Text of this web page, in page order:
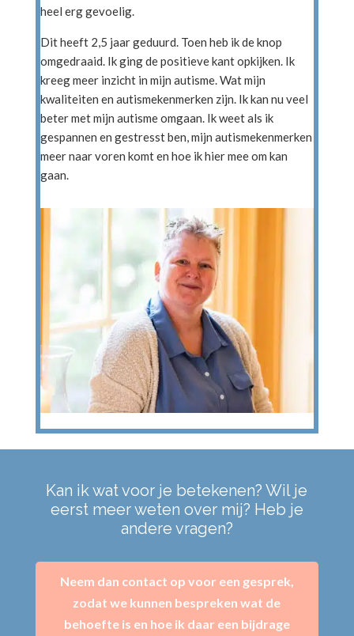
heel erg gevoelig.
Dit heeft 2,5 jaar geduurd. Toen heb ik de knop
omgedraaid. Ik ging de positieve kant opkijken. Ik
kreeg meer inzicht in mijn autisme. Wat mijn
kwaliteiten en autismekenmerken zijn. Ik kan nu veel
beter met mijn autisme omgaan. Ik weet als ik
gespannen en gestresst ben, mijn autismekenmerken
meer naar voren komt en hoe ik hier mee om kan
gaan.
Kan ik wat voor je betekenen? Wil je
eerst meer weten over mij? Heb je
andere vragen?
Neem dan contact op voor een gesprek,
zodat we kunnen bespreken wat de
behoefte is en hoe ik daar een bijdrage